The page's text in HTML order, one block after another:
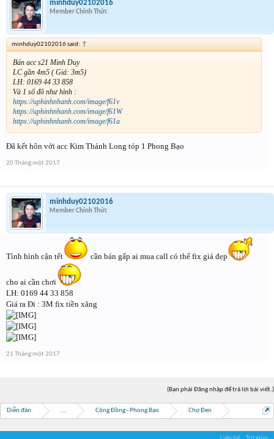
minhduy02102016
Member Chính Thức
minhduy02102016 said: ↑
Bán acc s21 Minh Duy
LC gần 4m5 ( Giá: 3m5)
LH: 0169 44 33 858
Và 1 số đồ như hình :
https://uphinhnhanh.com/image/f61v
https://uphinhnhanh.com/image/f61W
https://uphinhnhanh.com/image/f61a
Đã kết hôn với acc Kim Thánh Long tóp 1 Phong Bạo
20 Tháng một 2017
minhduy02102016
Member Chính Thức
Tình hình cận tết cần bán gấp ai mua call có thể fix giá đẹp
cho ai cần chơi
LH: 0169 44 33 858
Giá ra Đi : 3M fix tiền xăng
21 Tháng một 2017
(Bạn phải Đăng nhập để trả lời bài viết.)
Diễn đàn ... Cộng Đồng - Phong Bạo Chợ Đen